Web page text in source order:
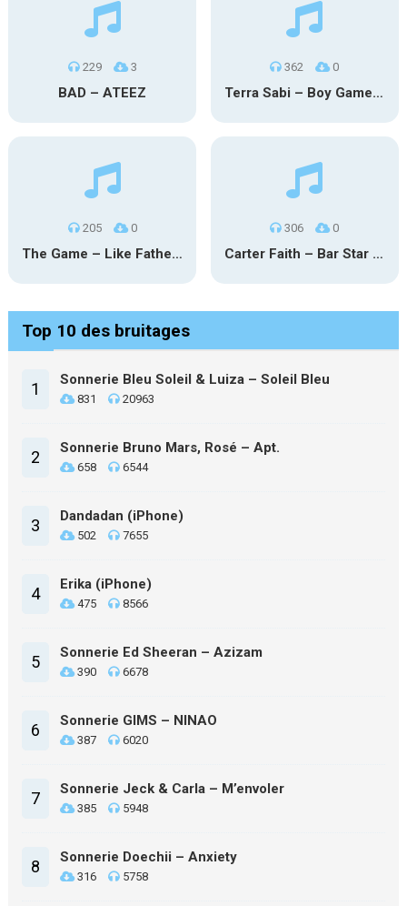
229 3
BAD – ATEEZ
362 0
Terra Sabi – Boy Game X Marcia Cruz
205 0
The Game – Like Father Like Daughter
306 0
Carter Faith – Bar Star Vevo
Top 10 des bruitages
1 Sonnerie Bleu Soleil & Luiza – Soleil Bleu
831 20963
2 Sonnerie Bruno Mars, Rosé – Apt.
658 6544
3 Dandadan (iPhone)
502 7655
4 Erika (iPhone)
475 8566
5 Sonnerie Ed Sheeran – Azizam
390 6678
6 Sonnerie GIMS – NINAO
387 6020
7 Sonnerie Jeck & Carla – M’envoler
385 5948
8 Sonnerie Doechii – Anxiety
316 5758